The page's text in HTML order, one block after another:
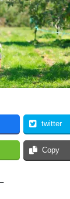
twitter
Copy